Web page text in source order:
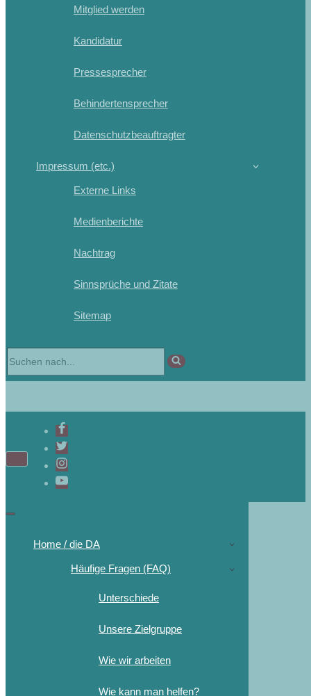
Mitglied werden
Kandidatur
Pressesprecher
Behindertensprecher
Datenschutzbeauftragter
Impressum (etc.)
Externe Links
Medienberichte
Nachtrag
Sinnsprüche und Zitate
Sitemap
Home / die DA
Häufige Fragen (FAQ)
Unterschiede
Unsere Zielgruppe
Wie wir arbeiten
Wie kann man helfen?